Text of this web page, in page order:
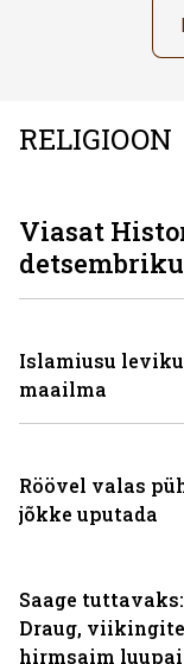
RELIGIOON
Saage
Draug, viikingite
hirmsaim
Viasat
Islamiusu
maailma
Röövel valas
jõkke uputada